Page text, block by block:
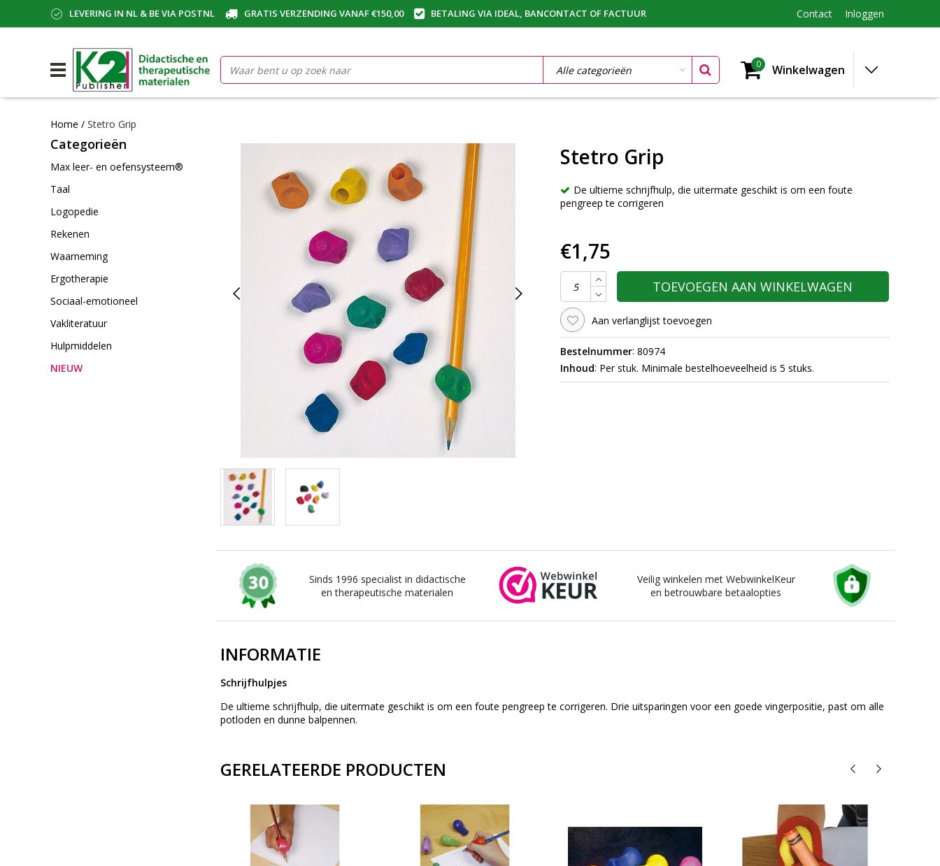
LEVERING IN NL & BE VIA POSTNL GRATIS VERZENDING VANAF €150,00 BETALING VIA IDEAL, BANCONTACT OF FACTUUR Contact Inloggen
0 Winkelwagen
Home / Stetro Grip
Categorieën
Max leer- en oefensysteem®
Taal
Logopedie
Rekenen
Waarneming
Ergotherapie
Sociaal-emotioneel
Vakliteratuur
Hulpmiddelen
NIEUW
Stetro Grip
De ultieme schrijfhulp, die uitermate geschikt is om een foute
pengreep te corrigeren
€1,75
TOEVOEGEN AAN WINKELWAGEN
Aan verlanglijst toevoegen
Bestelnummer: 80974
Inhoud: Per stuk. Minimale bestelhoeveelheid is 5 stuks.
Sinds 1996 specialist in didactische
en therapeutische materialen
Veilig winkelen met WebwinkelKeur
en betrouwbare betaalopties
INFORMATIE
Schrijfhulpjes
De ultieme schrijfhulp, die uitermate geschikt is om een foute pengreep te corrigeren. Drie uitsparingen voor een goede vingerpositie, past om alle
potloden en dunne balpennen.
GERELATEERDE PRODUCTEN